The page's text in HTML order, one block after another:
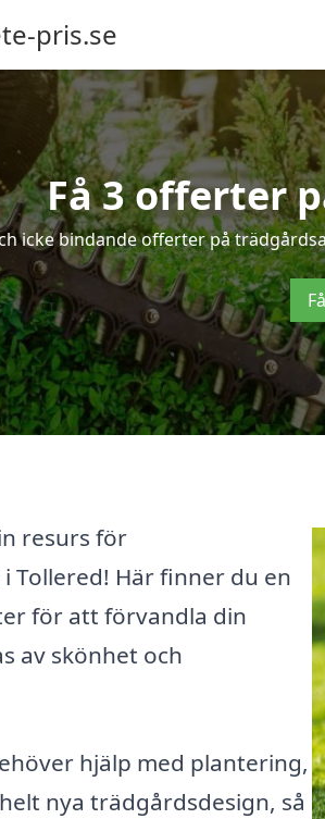
pris.se
Få 3 offerter
icke bindande offerter på
resurs för
Tollered! Här finner du en
för att förvandla din
av skönhet och
hjälp med plantering,
nya trädgårdsdesign, så